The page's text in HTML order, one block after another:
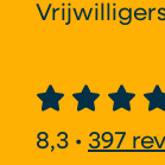
8,3 • 397